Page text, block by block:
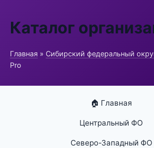
Каталог
Главная » Сибирский федеральный
Pro
🏠 Главная
Центральный ФО
Северо-Западный ФО